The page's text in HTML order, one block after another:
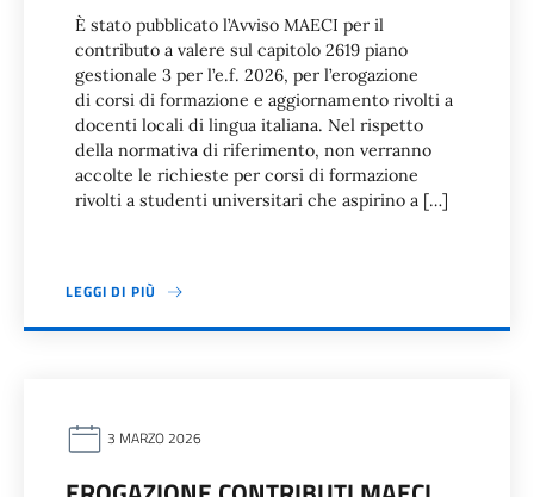
È stato pubblicato l’Avviso MAECI per il
contributo a valere sul capitolo 2619 piano
gestionale 3 per l’e.f. 2026, per l’erogazione
di corsi di formazione e aggiornamento rivolti a
docenti locali di lingua italiana. Nel rispetto
della normativa di riferimento, non verranno
accolte le richieste per corsi di formazione
rivolti a studenti universitari che aspirino a […]
LEGGI DI PIÙ
3 MARZO 2026